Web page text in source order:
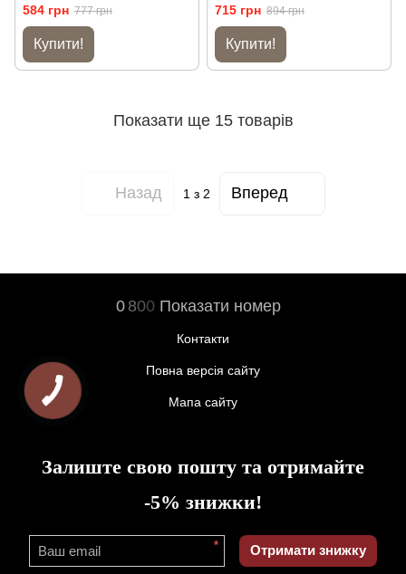
584 грн 777 грн
Купити!
715 грн 894 грн
Купити!
Показати ще 15 товарів
Назад 1 з 2 Вперед
0 800 Показати номер
Контакти
Повна версія сайту
Мапа сайту
Залиште свою пошту та отримайте
-5% знижки!
* Отримати знижку